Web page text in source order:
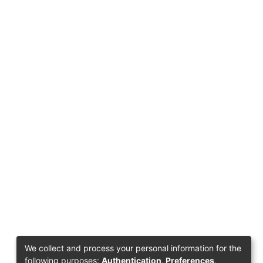
We collect and process your personal information for the
following purposes: Authentication, Preferences,